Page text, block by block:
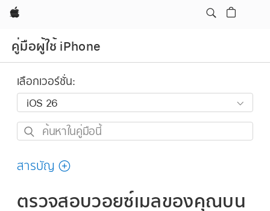
Apple
คู่มือผู้ใช้ iPhone
เลือกเวอร์ชั่น:
ค้นหา
คู่มือ
สารบัญ
ตรวจสอบวอยซ์เมลของคุณบน